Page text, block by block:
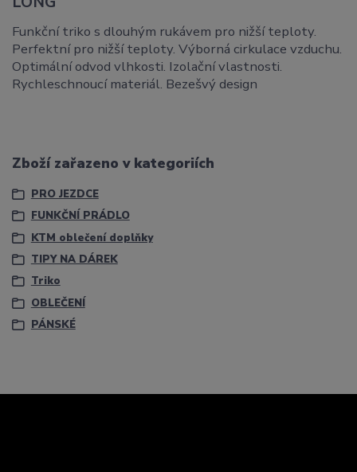
Funkční triko s dlouhým rukávem pro nižší teploty.
Perfektní pro nižší teploty. Výborná cirkulace vzduchu.
Optimální odvod vlhkosti. Izolační vlastnosti.
Rychleschnoucí materiál. Bezešvý design
Zboží zařazeno v kategoriích
PRO JEZDCE
FUNKČNÍ PRÁDLO
KTM oblečení doplňky
TIPY NA DÁREK
Triko
OBLEČENÍ
PÁNSKÉ